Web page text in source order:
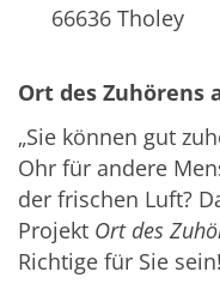
66636Tholey
Ort des Zuhörens
„Sie können gut
Ohr für andere
der frischen Luft?
Projekt Ort des
Richtige für Sie